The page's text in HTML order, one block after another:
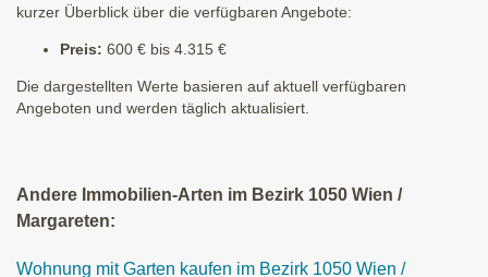
kurzer Überblick über die verfügbaren Angebote:
Preis: 600 € bis 4.315 €
Die dargestellten Werte basieren auf aktuell verfügbaren
Angeboten und werden täglich aktualisiert.
Andere Immobilien-Arten im Bezirk 1050 Wien /
Margareten:
Wohnung mit Garten kaufen im Bezirk 1050 Wien /